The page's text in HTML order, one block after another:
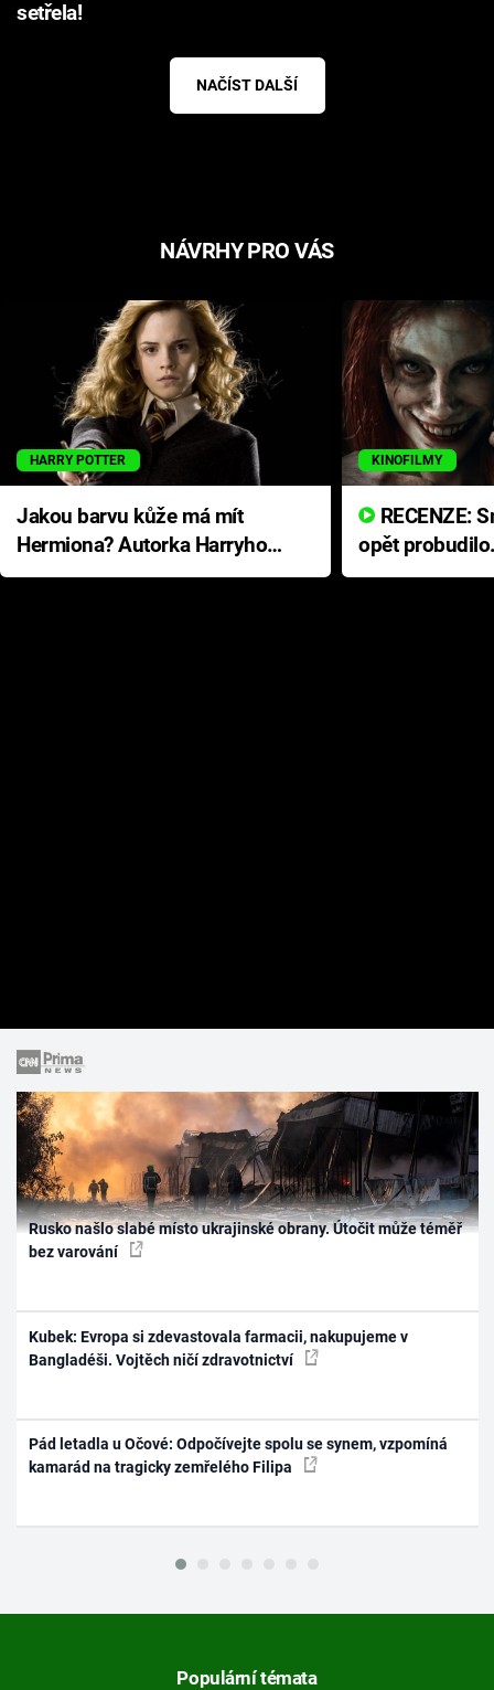
setřela!
NAČÍST DALŠÍ
NÁVRHY PRO VÁS
HARRY POTTER
Jakou barvu kůže má mít
Hermiona? Autorka Harryho
Pottera přišla s ráznou
KINOFILMY
opět
přichází s
Rusko našlo slabé místo ukrajinské obrany. Útočit může téměř
bez varování
Kubek: Evropa si zdevastovala farmacii, nakupujeme v
Bangladéši. Vojtěch ničí zdravotnictví
Pád letadla u Očové: Odpočívejte spolu se synem, vzpomíná
kamarád na tragicky zemřelého Filipa
Populární témata